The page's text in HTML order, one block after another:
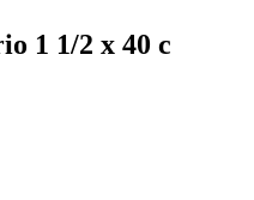
1 1/2 x 40 с